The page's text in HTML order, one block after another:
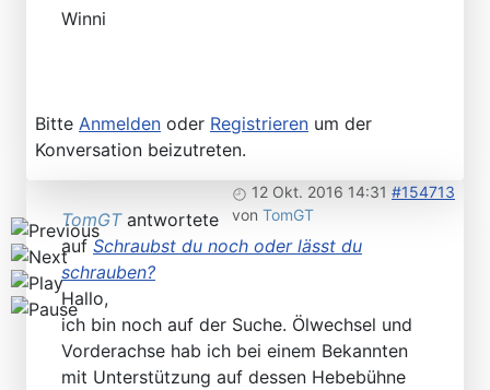
Winni
Bitte Anmelden oder Registrieren um der
Konversation beizutreten.
12 Okt. 2016 14:31 #154713
von TomGT
TomGTantwortete
auf Schraubst du noch oder lässt du
schrauben?
Hallo,
ich bin noch auf der Suche. Ölwechsel und
Vorderachse hab ich bei einem Bekannten
mit Unterstützung auf dessen Hebebühne